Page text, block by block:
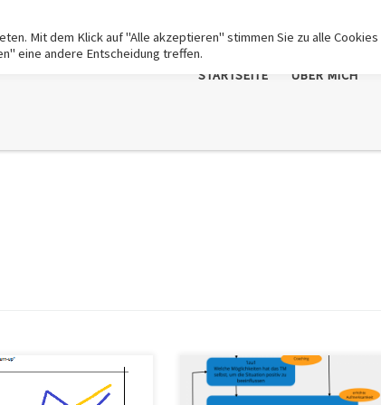
STARTSEITE ÜBER MICH
habe ich von einem in
Menschen gehört,
Zu Konflikten lässt sich eine
umfangreiche psychologische und
Mit dem Klick auf "Alle akzeptieren" stimmen Sie zu alle Cookies
eine andere Entscheidung treffen.